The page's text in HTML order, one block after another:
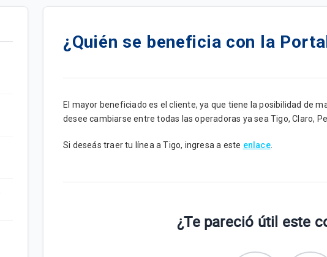
¿Quién se beneficia con la
El mayor beneficiado es el cliente, ya que tiene la posibilidad de
desee cambiarse entre todas las operadoras ya sea Tigo, Claro,
Si deseás traer tu línea a Tigo, ingresa a este enlace.
¿Te pareció útil este